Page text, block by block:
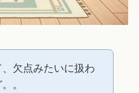
欠点みたいに扱わ
。